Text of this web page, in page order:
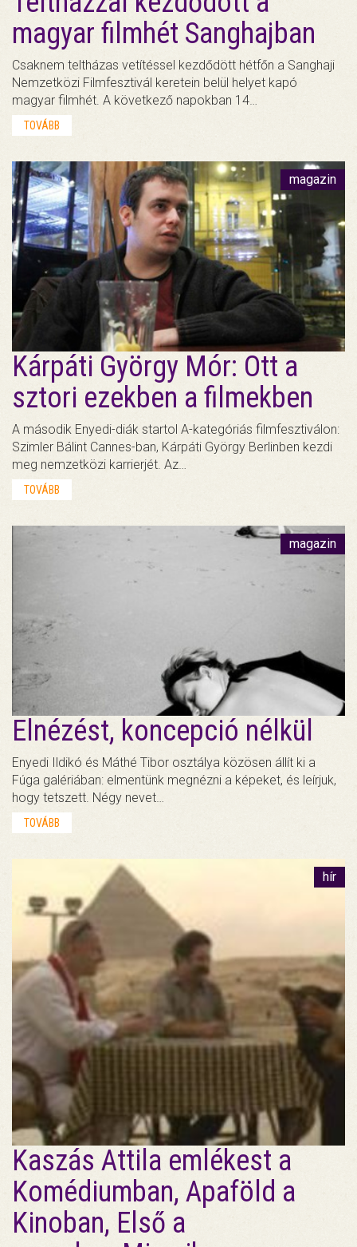
magyar filmhét Sanghajban
Csaknem teltházas vetítéssel kezdődött hétfőn a Sanghaji
Nemzetközi Filmfesztivál keretein belül helyet kapó
magyar filmhét. A következő napokban 14…
TOVÁBB
magazin
Kárpáti György Mór: Ott a
sztori ezekben a filmekben
A második Enyedi-diák startol A-kategóriás filmfesztiválon:
Szimler Bálint Cannes-ban, Kárpáti György Berlinben kezdi
meg nemzetközi karrierjét. Az…
TOVÁBB
magazin
Elnézést, koncepció nélkül
Enyedi Ildikó és Máthé Tibor osztálya közösen állít ki a
Fúga galériában: elmentünk megnézni a képeket, és leírjuk,
hogy tetszett. Négy nevet…
TOVÁBB
hír
Kaszás Attila emlékest a
Komédiumban, Apaföld a
Kinoban, Első a